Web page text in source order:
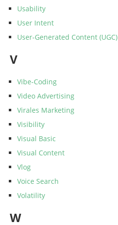
Usability
User Intent
User-Generated Content (UGC)
V
Vibe-Coding
Video Advertising
Virales Marketing
Visibility
Visual Basic
Visual Content
Vlog
Voice Search
Volatility
W